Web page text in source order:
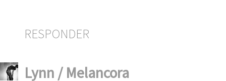
RESPONDER
Lynn / Melancora